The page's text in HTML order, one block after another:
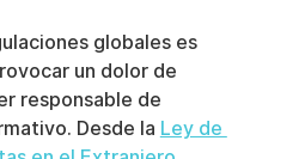
globales es
un dolor de
responsable de
Desde la Ley de